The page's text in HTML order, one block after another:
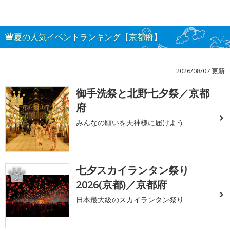
夏の人気イベントランキング【京都府】
2026/08/07 更新
1
御手洗祭と北野七夕祭／京都
府
みんなの願いを天神様に届けよう
2
七夕スカイランタン祭り
2026(京都)／京都府
日本最大級のスカイランタン祭り